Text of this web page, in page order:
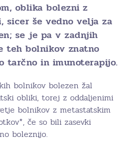
oblika bolezni z
sicer še vedno velja za
se je pa v zadnjih
bolnikov znatno
tarčno in imunoterapijo.
bolnikov bolezen žal
obliki, torej z oddaljenimi
bolnikov z metastatskim
če so bili zasevki
boleznijo.